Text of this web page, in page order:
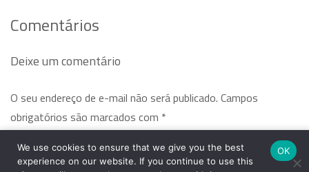
Comentários
Deixe um comentário
O seu endereço de e-mail não será publicado. Campos
obrigatórios são marcados com *
Comentário*
We use cookies to ensure that we give you the best
experience on our website. If you continue to use this
OK